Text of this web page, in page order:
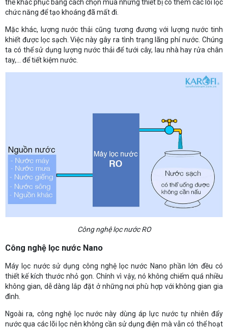
thể khắc phục bằng cách chọn mua những thiết bị có thêm các lõi lọc
chức năng để tạo khoáng đã mất đi.
Mặc khác, lượng nước thải cũng tương đương với lượng nước tinh
khiết được lọc sạch. Việc này gây ra tình trạng lãng phí nước. Chúng
ta có thể sử dụng lượng nước thải để tưới cây, lau nhà hay rửa chân
tay,... để tiết kiệm nước.
Công nghệ lọc nước RO
Công nghệ lọc nước Nano
Máy lọc nước sử dụng công nghệ lọc nước Nano phần lớn đều có
thiết kế kích thước nhỏ gọn. Chính vì vậy, nó không chiếm quá nhiều
không gian, dễ dàng lắp đặt ở những nơi phù hợp với không gian gia
đình.
Ngoài ra, công nghệ lọc nước này dùng áp lực nước tự nhiên đẩy
nước qua các lõi lọc nên không cần sử dụng điện mà vẫn có thể hoạt